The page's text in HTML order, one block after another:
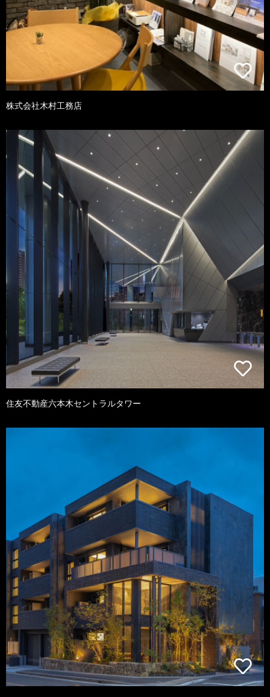
株式会社木村工務店
住友不動産六本木セントラルタワー